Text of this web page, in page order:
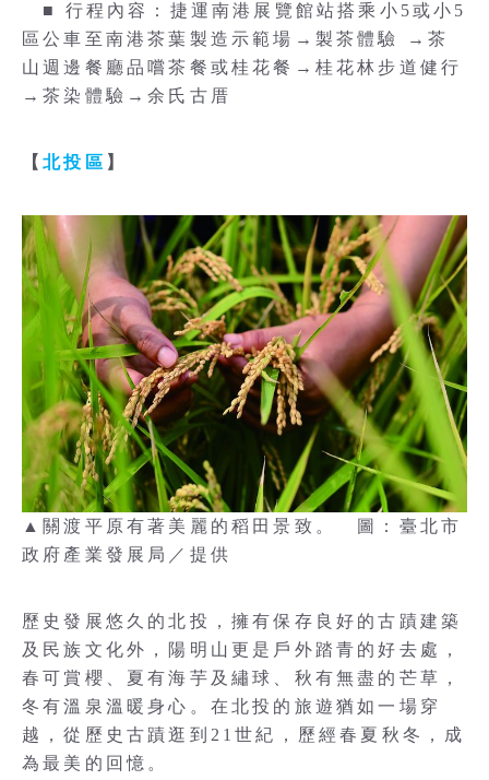
■ 行程內容：捷運南港展覽館站搭乘小5或小5
區公車至南港茶葉製造示範場→製茶體驗 →茶
山週邊餐廳品嚐茶餐或桂花餐→桂花林步道健行
→茶染體驗→余氏古厝
【北投區 】
▲關渡平原有著美麗的稻田景致。 圖：臺北市
政府產業發展局／提供
歷史發展悠久的北投，擁有保存良好的古蹟建築
及民族文化外，陽明山更是戶外踏青的好去處，
春可賞櫻、夏有海芋及繡球、秋有無盡的芒草，
冬有溫泉溫暖身心。在北投的旅遊猶如一場穿
越，從歷史古蹟逛到21世紀，歷經春夏秋冬，成
為最美的回憶。